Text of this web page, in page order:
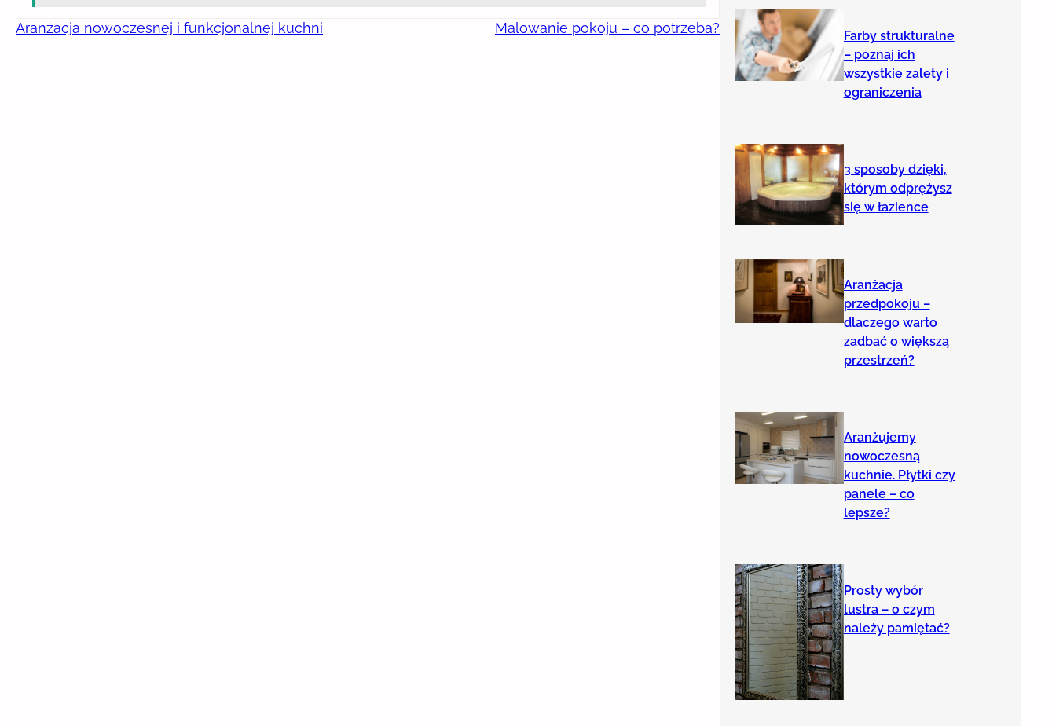
Aranżacja nowoczesnej i funkcjonalnej kuchni Malowanie pokoju – co potrzeba?
Farby strukturalne
– poznaj ich
wszystkie zalety i
ograniczenia
3 sposoby dzięki,
którym odprężysz
się w łazience
Aranżacja
przedpokoju –
dlaczego warto
zadbać o większą
przestrzeń?
Aranżujemy
nowoczesną
kuchnie. Płytki czy
panele – co
lepsze?
Prosty wybór
lustra – o czym
należy pamiętać?